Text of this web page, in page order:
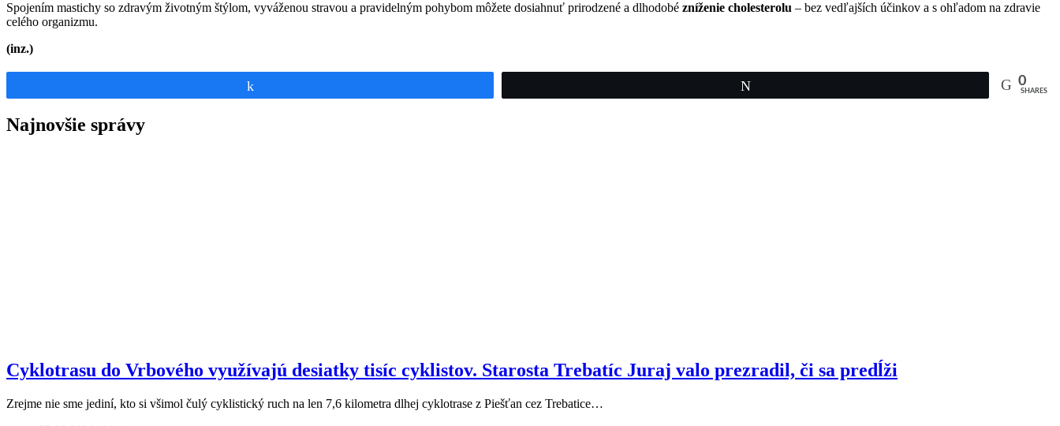
Spojením mastichy so zdravým životným štýlom, vyváženou stravou a pravidelným pohybom môžete dosiahnuť prirodzené a dlhodobé zníženie cholesterolu – bez vedľajších účinkov a s ohľadom na zdravie
celého organizmu.
(inz.)
0
SHARES
Najnovšie správy
Cyklotrasu do Vrbového využívajú desiatky tisíc cyklistov. Starosta Trebatíc Juraj valo prezradil, či sa predĺži
Zrejme nie sme jediní, kto si všimol čulý cyklistický ruch na len 7,6 kilometra dlhej cyklotrase z Piešťan cez Trebatice…